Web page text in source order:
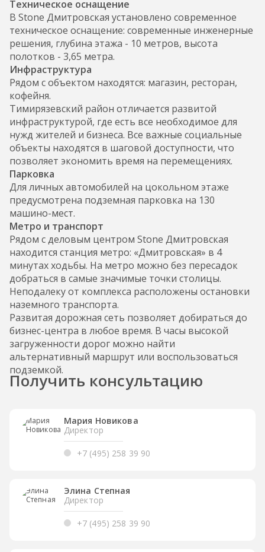
Техническое оснащение
В Stone Дмитровская установлено современное
техническое оснащение: современные инженерные
решения, глубина этажа - 10 метров, высота
полотков - 3,65 метра.
Инфраструктура
Рядом с объектом находятся: магазин, ресторан,
кофейня.
Тимирязевский район отличается развитой
инфраструктурой, где есть все необходимое для
нужд жителей и бизнеса. Все важные социальные
объекты находятся в шаговой доступности, что
позволяет экономить время на перемещениях.
Парковка
Для личных автомобилей на цокольном этаже
предусмотрена подземная парковка на 130
машино-мест.
Метро и транспорт
Рядом с деловым центром Stone Дмитровская
находится станция метро: «Дмитровская» в 4
минутах ходьбы. На метро можно без пересадок
добраться в самые значимые точки столицы.
Неподалеку от комплекса расположены остановки
наземного транспорта.
Развитая дорожная сеть позволяет добираться до
бизнес-центра в любое время. В часы высокой
загруженности дорог можно найти
альтернативный маршрут или воспользоваться
подземкой.
Получить консультацию
Мария Новикова
Директор
+7 (495) 258 39 90
Элина Степная
Директор
+7 (495) 258 39 90